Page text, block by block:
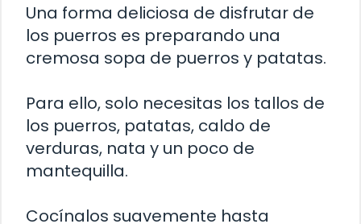
Una forma deliciosa de disfrutar de
los puerros es preparando una
cremosa sopa de puerros y patatas.
Para ello, solo necesitas los tallos de
los puerros, patatas, caldo de
verduras, nata y un poco de
mantequilla.
Cocínalos suavemente hasta